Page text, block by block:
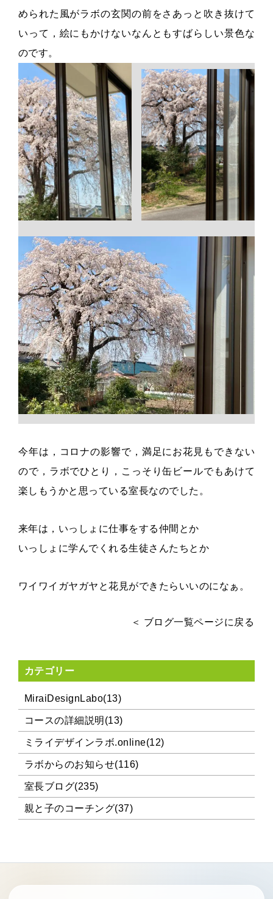
められた風がラボの玄関の前をさあっと吹き抜けて
いって，絵にもかけないなんともすばらしい景色な
のです。
今年は，コロナの影響で，満足にお花見もできない
ので，ラボでひとり，こっそり缶ビールでもあけて
楽しもうかと思っている室長なのでした。
来年は，いっしょに仕事をする仲間とか
いっしょに学んでくれる生徒さんたちとか
ワイワイガヤガヤと花見ができたらいいのになぁ。
＜ ブログ一覧ページに戻る
カテゴリー
MiraiDesignLabo(13)
コースの詳細説明(13)
ミライデザインラボ.online(12)
ラボからのお知らせ(116)
室長ブログ(235)
親と子のコーチング(37)